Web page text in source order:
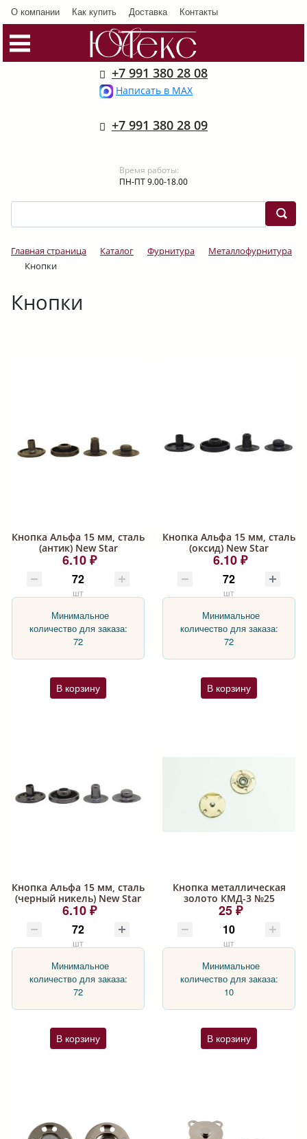
О компании Как купить Доставка Контакты
+7 991 380 28 08
Написать в MAX
+7 991 380 28 09
Время работы:
ПН-ПТ 9.00-18.00
Главная страница Каталог Фурнитура
Металлофурнитура
Кнопки
Кнопки
Кнопка Альфа 15 мм, сталь
(антик) New Star
6.10 ₽
шт
Минимальное
количество для заказа:
72
В корзину
Кнопка Альфа 15 мм, сталь
(оксид) New Star
6.10 ₽
шт
Минимальное
количество для заказа:
72
В корзину
Кнопка Альфа 15 мм, сталь
(черный никель) New Star
6.10 ₽
шт
Минимальное
количество для заказа:
72
В корзину
Кнопка металлическая
золото КМД-3 №25
25 ₽
шт
Минимальное
количество для заказа:
10
В корзину